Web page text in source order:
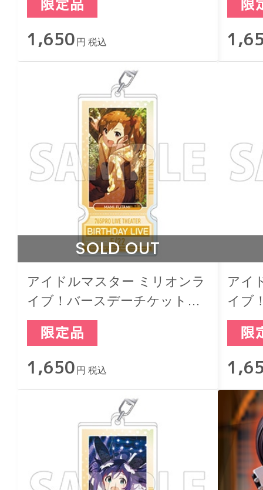
1,650 円 税込
SOLD OUT
アイドルマスター ミリオンラ
イブ！バースデーチケットキ
ーホルダー 双海真美
1,650 円 税込
アイ
イブ
ーホ